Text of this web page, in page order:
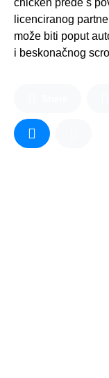
chicken pređe s
licenciranog
može biti poput
i beskonačnog